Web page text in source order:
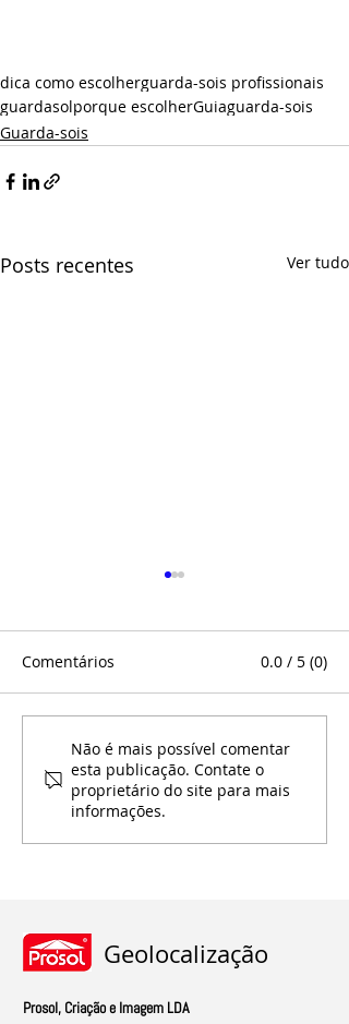
dica como escolherguarda-sois profissionais
guardasolporque escolherGuiaguarda-sois
Guarda-sois
Posts recentes Ver tudo
Descubra a variedade de
Guarda-sóis da Prosol
Comentários 0.0 / 5 (0)
Não é mais possível comentar
esta publicação. Contate o
proprietário do site para mais
informações.
Geolocalização
Prosol, Criação e Imagem LDA